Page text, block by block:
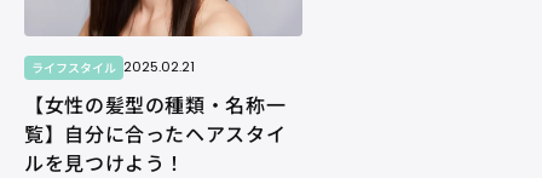
ライフスタイル 2025.02.21
【女性の髪型の種類・名称一
覧】自分に合ったヘアスタイ
ルを見つけよう！